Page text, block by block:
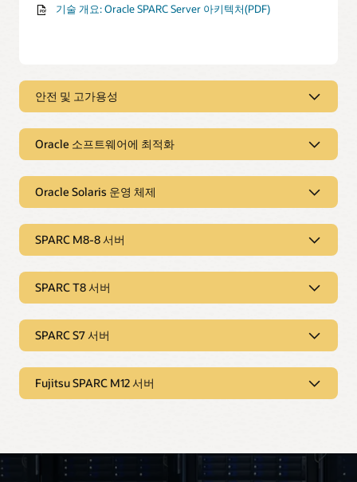
기술 개요: Oracle SPARC Server 아키텍처(PDF)
안전 및 고가용성
기본 내장된 보안 기능으로 위험 감소
고객은 엔드 투 엔드 하드웨어 암호화를 포함한 포괄적인 보안
기술 제품군을 통해 침입 및 사이버 공격을 제한하여 위험을
낮출 수 있습니다.
암호화 옵션으로 보안 강화
SPARC 프로세서에는 최대 16개의 기본 내장된 암호화
알고리즘이 포함되어 있어 IT 부서 직원은 애플리케이션 성능
Silicon Secured Memory로 취약점 제거
SPARC M8 및 S7 프로세서는 애플리케이션 데이터에 대한
잘못된 작업을 방지하고 버퍼 오버플로 취약점을 제거하여
기업에 대한 악성 코드 위협을 줄입니다.
이중화로 지속적인 운영 가능
핫 플러그형 스토리지로 다운타임 감소
핫 플러그형 디스크 드라이브 및 PCIe 카드 캐리어와 함께 실행
Oracle 소프트웨어에 최적화
Analytics accelerators를 통해 쿼리 속도 향상
Data analytics accelerators를 통해 Oracle Database In-
Memory 쿼리 속도를 높여 고객이 OLTP 데이터베이스를
빠르게 분석할 수 있습니다.
Java 애플리케이션 실행 속도 향상
SPARC 프로세서 코어는 Java 엔터프라이즈 소프트웨어에 맞게
설계 및 최적화되어 엔터프라이즈는 코어당 최고의 효율성을
실행할 수 있습니다.
Oracle Number에 대한 하드웨어 지원은 부동 소수점 데이터와
관련된 Oracle Database 작업을 가속화하여 고객이 더 짧은
Silicon Secured Memory와 같은 기본 내장된 Software in
Silicon 기능을 통해 버퍼 오버플로와 같은 메모리 액세스
Oracle Solaris 운영 체제
UNIX 개발의 리더
Oracle Database, Java, 까다로운 통합 워크로드를 위한 최고의
UNIX 운영 체제는 고객 생산성과 효율성을 향상시킵니다.
바이너리 호환성 보증으로 애플리케이션 수명 연장
Oracle Solaris 바이너리 애플리케이션 보증으로 현재
애플리케이션이 새로운 SPARC 시스템에서 변경 없이
실행되도록 보장할 수 있습니다.
포괄적인 보안 기능으로 위험 감소
커널에서 애플리케이션까지 이르는 악성 코드 방지 보호 기능은
가시성으로 문제 해결 단순화
높은 가시성으로 시스템 및 애플리케이션 문제를 실시간으로
SPARC M8-8 서버
수직 확장 설계로 효율성 향상
최대 256개의 코어와 8TB의 메모리를 통해 고객의 UNIX
애플리케이션 통합 효율성을 높여 데이터 센터의 복잡성을 줄일
수 있습니다.
분리된 파티션으로 가용성 증가
고객은 SPARC M8-8 시스템 내에 물리적으로 분리된 2개의
파티션 옵션을 통해 데이터 센터 복잡성을 증가시키지 않고
고객은 비용이 들지 않는 가상화를 통해 프로세서당 100개
이상의 가상 머신을 실행할 수 있도록 하여 데이터 센터
SPARC T8 서버
아키텍처 확장성으로 효율성 향상
고객은 다양한 크기의 워크로드에 최적화된 단일, 듀얼, 4개
소켓 SPARC T8 서버로 UNIX 애플리케이션을 효율적으로
실행합니다.
고객은 낮은 TCO로 광범위한 UNIX 워크로드를 지원할 수
있습니다.
SPARC S7 서버
소형 설계로 효율성 증대
고성능 프로세서 코어 8개 또는 16개, 최대 1TB의 메모리, 최대
데이터 집약적인 애플리케이션을 지원하는 다양한 설계
Fujitsu SPARC M12 서버
빠른 코어당 성능을 제공하여 고객의 애플리케이션이 다른
UNIX 플랫폼보다 더 빨리 실행되도록 합니다.